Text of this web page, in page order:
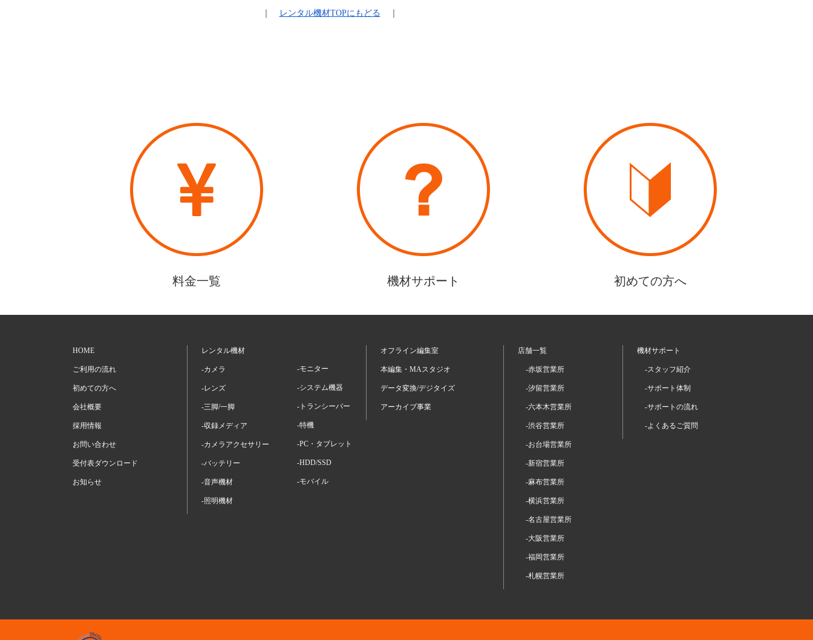
レンタル機材TOPにもどる
料金一覧 機材サポート 初めての方へ
HOME
ご利用の流れ
初めての方へ
会社概要
採用情報
お問い合わせ
受付表ダウンロード
お知らせ
レンタル機材
-カメラ
-レンズ
-三脚/一脚
-収録メディア
-カメラアクセサリー
-バッテリー
-音声機材
-照明機材
-モニター
-システム機器
-トランシーバー
-特機
-PC・タブレット
-HDD/SSD
-モバイル
オフライン編集室
本編集・MAスタジオ
データ変換/デジタイズ
アーカイブ事業
店舗一覧
-赤坂営業所
-汐留営業所
-六本木営業所
-渋谷営業所
-お台場営業所
-新宿営業所
-麻布営業所
-横浜営業所
-名古屋営業所
-大阪営業所
-福岡営業所
-札幌営業所
機材サポート
-スタッフ紹介
-サポート体制
-サポートの流れ
-よくあるご質問